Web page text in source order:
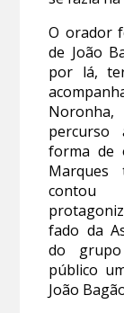
O orador
de João
por lá,
percurso
forma de
contou
fado da
do grupo
público
João